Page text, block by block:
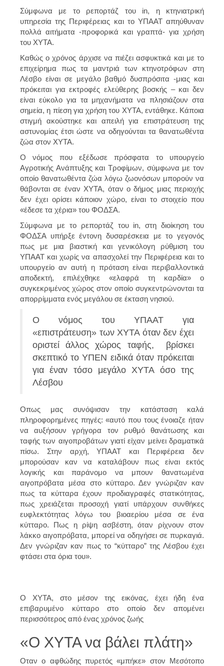
Σύμφωνα με το ρεπορτάζ του in, η κτηνιατρική
υπηρεσία της Περιφέρειας και το ΥΠΑΑΤ απηύθυναν
πολλά αιτήματα -προφορικά και γραπτά- για χρήση
του ΧΥΤΑ.
Καθώς ο χρόνος άρχισε να πιέζει ασφυκτικά και με το
επιχείρημα πως τα μαντριά των κτηνοτρόφων στη
Λέσβο είναι σε μεγάλο βαθμό δυσπρόσιτα -μιας και
πρόκειται για εκτροφές ελεύθερης βοσκής – και δεν
είναι εύκολο για τα μηχανήματα να πλησιάζουν στα
σημεία, η πίεση για χρήση του ΧΥΤΑ, εντάθηκε. Κάποια
στιγμή ακούστηκε και απειλή για επιστράτευση της
αστυνομίας έτσι ώστε να οδηγούνται τα θανατωθέντα
ζώα στον ΧΥΤΑ.
Ο νόμος που εξέδωσε πρόσφατα το υπουργείο
Αγροτικής Ανάπτυξης και Τροφίμων, σύμφωνα με τον
οποίο θανατωθέντα ζώα λόγω ζωονόσων μπορούν να
θάβονται σε έναν ΧΥΤΑ, όταν ο δήμος μιας περιοχής
δεν έχει ορίσει κάποιον χώρο, είναι το στοιχείο που
«έδεσε τα χέρια» του ΦΟΔΣΑ.
Σύμφωνα με το ρεπορτάζ του in, στη διοίκηση του
ΦΟΔΣΑ υπήρξε έντονη δυσαρέσκεια με το γεγονός
πως με μια βιαστική και γενικόλογη ρύθμιση του
ΥΠΑΑΤ και χωρίς να απασχολεί την Περιφέρεια και το
υπουργείο αν αυτή η πρόταση είναι περιβαλλοντικά
αποδεκτή, επιλέχθηκε «ελαφρά τη καρδία» ο
συγκεκριμένος χώρος στον οποίο συγκεντρώνονται τα
απορρίμματα ενός μεγάλου σε έκταση νησιού.
Ο νόμος του ΥΠΑΑΤ για
«επιστράτευση» των ΧΥΤΑ όταν δεν έχει
οριστεί άλλος χώρος ταφής, βρίσκει
σκεπτικό το ΥΠΕΝ ειδικά όταν πρόκειται
για έναν τόσο μεγάλο ΧΥΤΑ όσο της
Λέσβου
Οπως μας συνόψισαν την κατάσταση καλά
πληροφορημένες πηγές: «αυτό που τους ένοιαζε ήταν
να αυξήσουν γρήγορα τον ρυθμό θανάτωσης και
ταφής των αιγοπροβάτων γιατί είχαν μείνει δραματικά
πίσω. Στην αρχή, ΥΠΑΑΤ και Περιφέρεια δεν
μπορούσαν καν να καταλάβουν πως είναι εκτός
λογικής και παράνομο να μπουν θανατωμένα
αιγοπρόβατα μέσα στο κύτταρο. Δεν γνώριζαν καν
πως τα κύτταρα έχουν προδιαγραφές στατικότητας,
πως χρειάζεται προσοχή γιατί υπάρχουν συνθήκες
ευφλεκτότητας λόγω του βιοαερίου μέσα σε ένα
κύτταρο. Πως η ρίψη ασβέστη, όταν ρίχνουν στον
λάκκο αιγοπρόβατα, μπορεί να οδηγήσει σε πυρκαγιά.
Δεν γνώριζαν καν πως το “κύτταρο” της Λέσβου έχει
φτάσει στα όρια του».
Ο ΧΥΤΑ, στο μέσον της εικόνας, έχει ήδη ένα
επιβαρυμένο κύτταρο στο οποίο δεν απομένει
περισσότερος από ένας χρόνος ζωής
«Ο ΧΥΤΑ να βάλει πλάτη»
Οταν ο αφθώδης πυρετός «μπήκε» στον Μεσότοπο